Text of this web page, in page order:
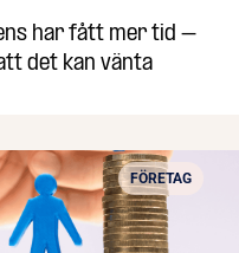
har fått mer tid –
det kan vänta
FÖRETAG